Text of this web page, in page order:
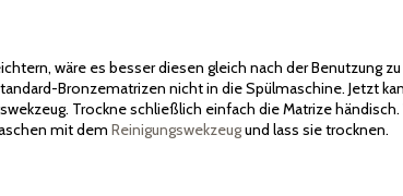
wäre es besser diesen gleich nach der Benutzung
Bronzematrizen nicht in die Spülmaschine. Jetzt
Trockne schließlich einfach die Matrize händisch.
mit dem Reinigungswekzeugund lass sie trocknen.